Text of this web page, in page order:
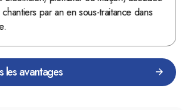
par an en sous-traitance dans
les avantages